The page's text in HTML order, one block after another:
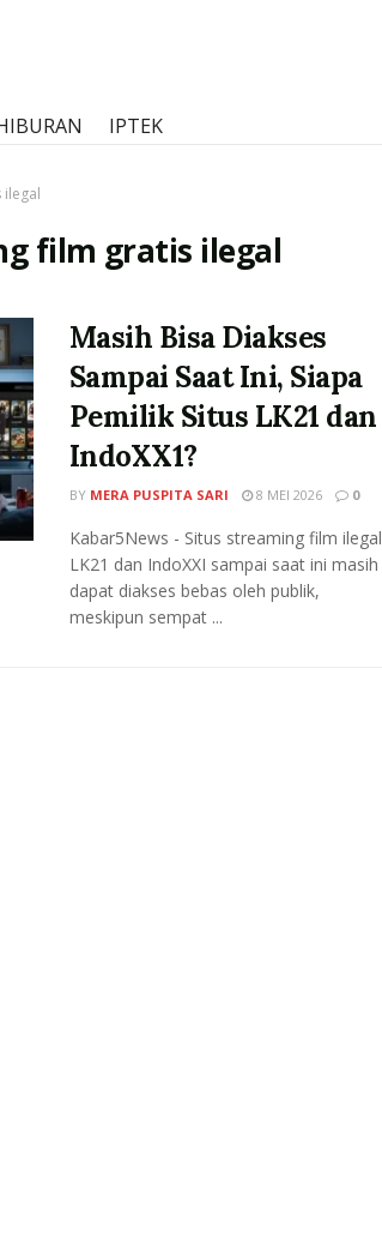
IPTEK
ilegal
film gratis ilegal
Masih Bisa Diakses
Sampai Saat Ini, Siapa
Pemilik Situs LK21 dan
IndoXX1?
BY MERA PUSPITA SARI 8 MEI 2026 0
Kabar5News - Situs streaming film ilegal
LK21 dan IndoXXI sampai saat ini masih
dapat diakses bebas oleh publik,
meskipun sempat ...